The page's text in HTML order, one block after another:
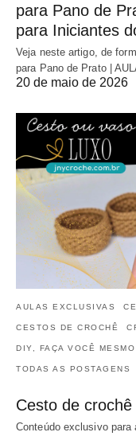
para Pano de
para Iniciantes
Veja neste artigo, de
para Pano de Prato |
20 de maio de 2026
AULAS EXCLUSIVAS
CESTOS DE CROCHÊ
DIY, FAÇA VOCÊ
TODAS AS POSTAGENS
Cesto de
Conteúdo exclusivo para